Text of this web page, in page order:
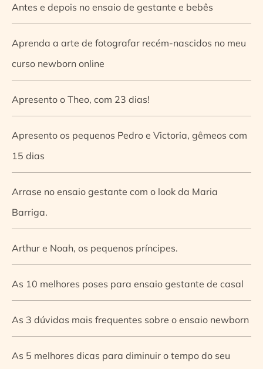
Antes e depois no ensaio de gestante e bebês
Aprenda a arte de fotografar recém-nascidos no meu
curso newborn online
Apresento o Theo, com 23 dias!
Apresento os pequenos Pedro e Victoria, gêmeos com
15 dias
Arrase no ensaio gestante com o look da Maria
Barriga.
Arthur e Noah, os pequenos príncipes.
As 10 melhores poses para ensaio gestante de casal
As 3 dúvidas mais frequentes sobre o ensaio newborn
As 5 melhores dicas para diminuir o tempo do seu